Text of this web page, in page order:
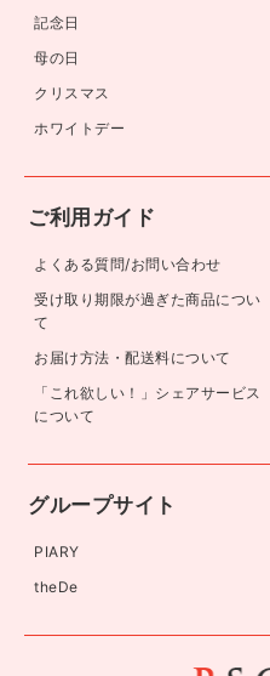
記念日
母の日
クリスマス
ホワイトデー
ご利用ガイド
よくある質問/お問い合わせ
受け取り期限が過ぎた商品につい
て
お届け方法・配送料について
「これ欲しい！」シェアサービス
について
グループサイト
PIARY
theDe